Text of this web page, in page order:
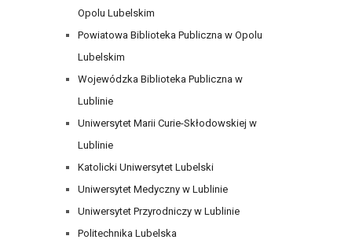
Opolu Lubelskim
Powiatowa Biblioteka Publiczna w Opolu
Lubelskim
Wojewódzka Biblioteka Publiczna w
Lublinie
Uniwersytet Marii Curie-Skłodowskiej w
Lublinie
Katolicki Uniwersytet Lubelski
Uniwersytet Medyczny w Lublinie
Uniwersytet Przyrodniczy w Lublinie
Politechnika Lubelska